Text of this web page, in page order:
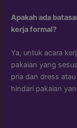
Apakah ada
kerja formal?
Ya, untuk acara
pakaian yang
pria dan dress
hindari pakaian